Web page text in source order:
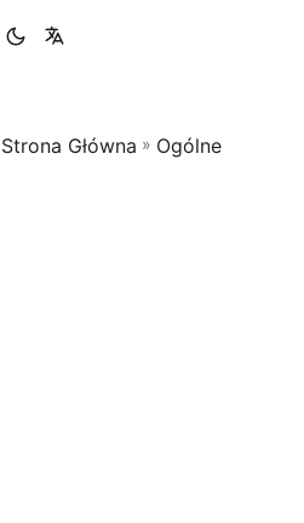
Strona Główna » Ogólne